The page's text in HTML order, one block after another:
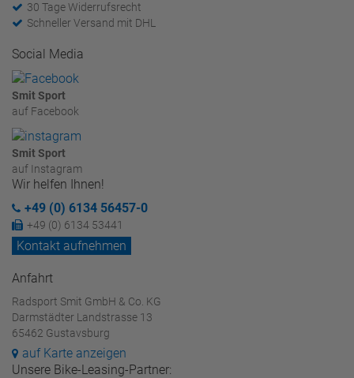
30 Tage Widerrufsrecht
Schneller Versand mit DHL
Social Media
Smit Sport
auf Facebook
Smit Sport
auf Instagram
Wir helfen Ihnen!
+49 (0) 6134 56457-0
+49 (0) 6134 53441
Kontakt aufnehmen
Anfahrt
Radsport Smit GmbH & Co. KG
Darmstädter Landstrasse 13
65462 Gustavsburg
auf Karte anzeigen
Unsere Bike-Leasing-Partner: